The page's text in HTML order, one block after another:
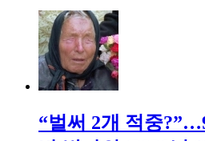
“벌써 2개 적중